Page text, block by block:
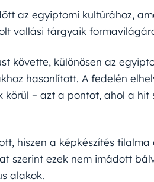
az egyiptomi kultúrához,
vallási tárgyaik
követte, különösen az
hasonlított. A fedelén
– azt a pontot, ahol a hit
hiszen a képkészítés tilalma
szerint ezek nem imádott
alakok.